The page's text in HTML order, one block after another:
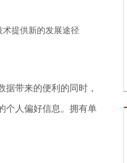
提供新的发展途径
带来的便利的同时，
个人偏好信息。拥有单